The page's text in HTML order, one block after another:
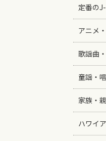
定番の
アニメ
歌謡曲
童謡・
家族・
ハワイ